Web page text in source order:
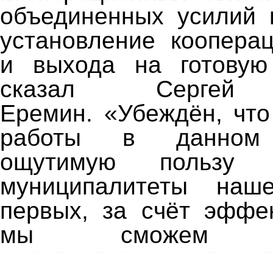
объединенных
установление
и выхода на
сказал Сергей
Еремин. «Убеждён,
работы в данном
ощутимую пользу
муниципалитеты
первых, за счёт
мы сможем